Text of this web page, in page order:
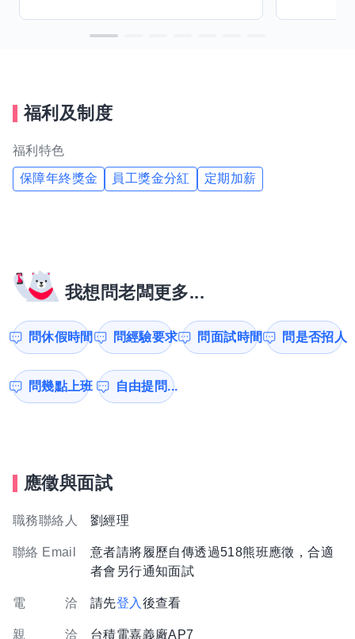
福利及制度
福利特色
保障年終獎金 員工獎金分紅 定期加薪
我想問老闆更多...
問休假時間 問經驗要求 問面試時間 問是否招人
問幾點上班 自由提問...
應徵與面試
職務聯絡人 劉經理
聯絡 Email
意者請將履歷自傳透過518熊班應徵，合適
者會另行通知面試
電 洽 請先登入 後查看
親 洽 台積電嘉義廠AP7